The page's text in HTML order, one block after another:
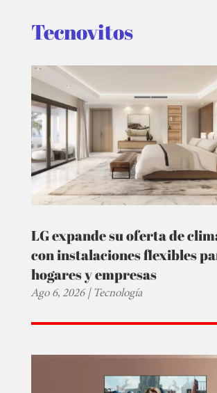
Tecnovitos
LG expande su oferta de
con instalaciones flexibles
hogares y empresas
Ago 6, 2026|Tecnología